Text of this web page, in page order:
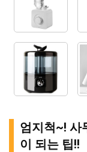
엄지척~! 사
이 되는 팁!!